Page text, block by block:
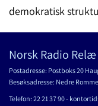
demokratisk
Norsk Radio
Postadresse: Postboks 20
Besøksadresse: Nedre
Telefon: 22 21 37 90 -